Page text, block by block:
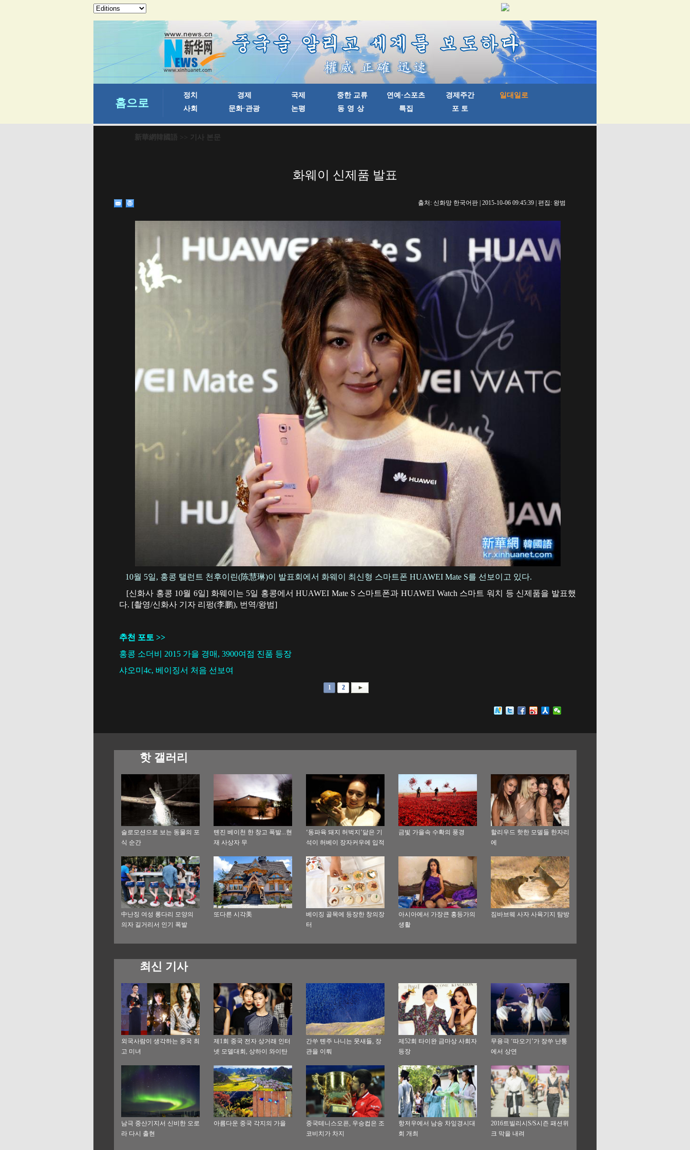
新華網韓國語 >> 기사 본문
화웨이 신제품 발표
출처: 신화망 한국어판 | 2015-10-06 09:45:39 | 편집: 왕범
10월 5일, 홍콩 탤런트 천후이린(陈慧琳)이 발표회에서 화웨이 최신형 스마트폰 HUAWEI Mate S를 선보이고 있다.
[신화사 홍콩 10월 6일] 화웨이는 5일 홍콩에서 HUAWEI Mate S 스마트폰과 HUAWEI Watch 스마트 워치 등 신제품을 발표했
다. [촬영/신화사 기자 리펑(李鹏), 번역/왕범]
추천 포토 >>
홍콩 소더비 2015 가을 경매, 3900여점 진품 등장
샤오미4c, 베이징서 처음 선보여
1 2
핫 갤러리
슬로모션으로 보는 동물의 포
식 순간
톈진 베이천 한 창고 폭발...현
재 사상자 무
‘동파육 돼지 허벅지’닮은 기
석이 허베이 장자커우에 입적
금빛 가을속 수확의 풍경
할리우드 핫한 모델들 한자리
에
中난징 여성 롱다리 모양의
의자 길거리서 인기 폭발
또다른 시각美
베이징 골목에 등장한 창의장
터
아시아에서 가장큰 홍등가의
생활
짐바브웨 사자 사육기지 탐방
최신 기사
외국사람이 생각하는 중국 최
고 미녀
제1회 중국 전자 상거래 인터
넷 모델대회, 상하이 와이탄
간쑤 톈주 나니는 뭇새들, 장
관을 이뤄
제52회 타이완 금마상 사회자
등장
무용극 ‘따오기’가 장쑤 난퉁
에서 상연
남극 중산기지서 신비한 오로
라 다시 출현
아름다운 중국 각지의 가을
중국테니스오픈, 우승컵은 조
코비치가 차지
항저우에서 남송 차잎경시대
회 개최
2016트빌리시S/S시즌 패션위
크 막을 내려